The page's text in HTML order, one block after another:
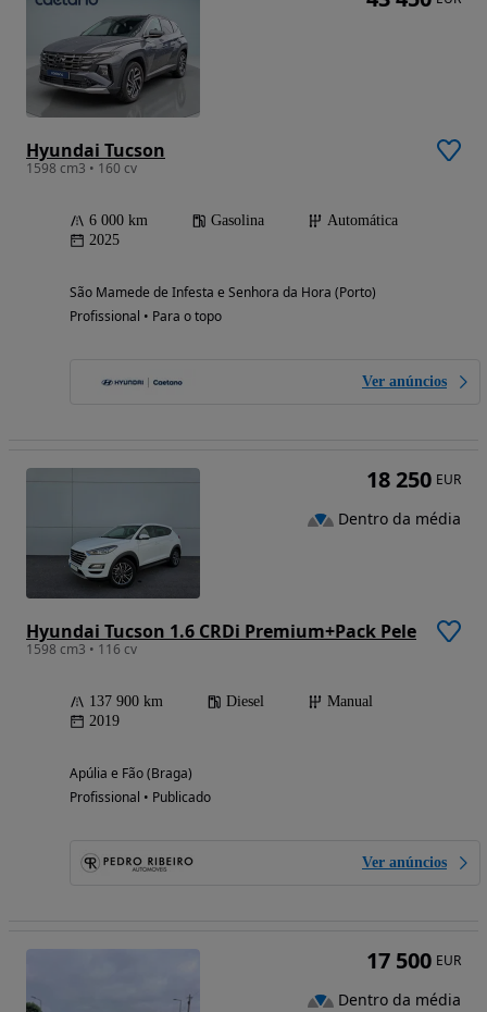
Hyundai Tucson
1598 cm3 • 160 cv
6 000 km Gasolina
Automática
2025
São Mamede de Infesta e Senhora da Hora (Porto)
Profissional • Para o topo
Ver anúncios
Hyundai Tucson 1.6 CRDi Premium+Pack Pele
1598 cm3 • 116 cv
137 900 km Diesel
Manual
2019
Apúlia e Fão (Braga)
Profissional • Publicado
Ver anúncios
18 250 EUR
Dentro da média
17 500 EUR
Dentro da média